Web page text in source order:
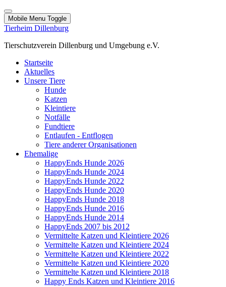
Mobile Menu Toggle
Tierheim Dillenburg
Tierschutzverein Dillenburg und Umgebung e.V.
Startseite
Aktuelles
Unsere Tiere
Hunde
Katzen
Kleintiere
Notfälle
Fundtiere
Entlaufen - Entflogen
Tiere anderer Organisationen
Ehemalige
HappyEnds Hunde 2026
HappyEnds Hunde 2024
HappyEnds Hunde 2022
HappyEnds Hunde 2020
HappyEnds Hunde 2018
HappyEnds Hunde 2016
HappyEnds Hunde 2014
HappyEnds 2007 bis 2012
Vermittelte Katzen und Kleintiere 2026
Vermittelte Katzen und Kleintiere 2024
Vermittelte Katzen und Kleintiere 2022
Vermittelte Katzen und Kleintiere 2020
Vermittelte Katzen und Kleintiere 2018
Happy Ends Katzen und Kleintiere 2016